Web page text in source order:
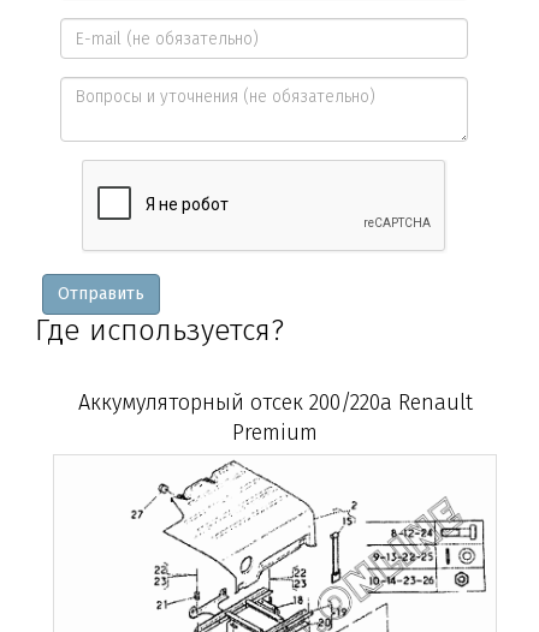
*
Контактный
телефон
*
E-
mail
Вопросы
уточнения
Отправить
Где используется?
Аккумуляторный отсек 200/220а Renault
Premium